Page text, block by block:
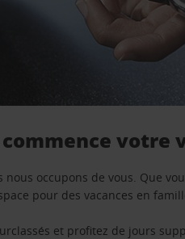
commence votre
nous occupons de vous. Que
pour des vacances en
et profitez de jours